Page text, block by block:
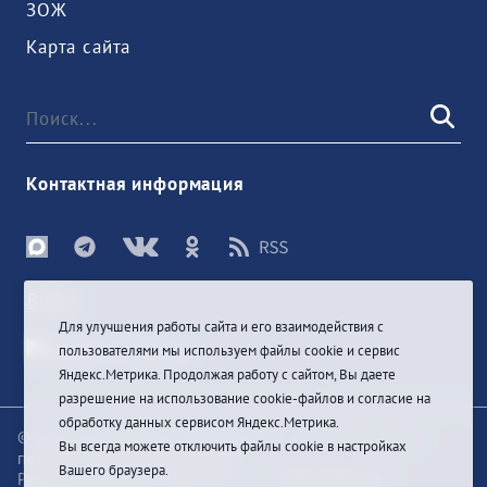
ЗОЖ
Карта сайта
Контактная информация
© При цитировании информации с сайта ссылка на
первоисточник обязательна
Разработка и техподдержка сайта
Для улучшения работы сайта и его взаимодействия с
пользователями мы используем файлы cookie и сервис
Яндекс.Метрика. Продолжая работу с сайтом, Вы даете
разрешение на использование cookie-файлов и согласие на
обработку данных сервисом Яндекс.Метрика.
Вы всегда можете отключить файлы cookie в настройках
Вашего браузера.